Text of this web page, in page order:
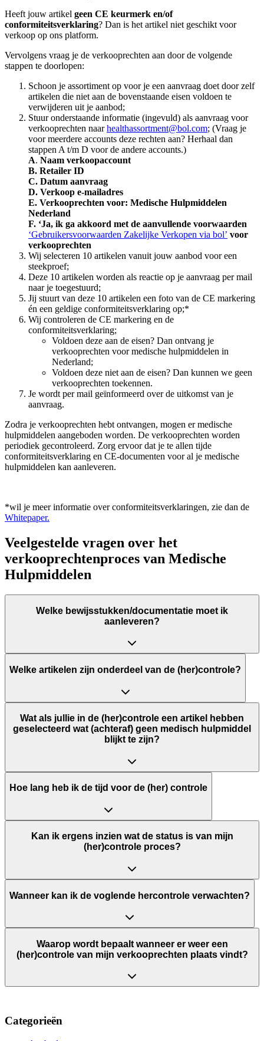
Heeft jouw artikel geen CE keurmerk en/of
conformiteitsverklaring? Dan is het artikel niet geschikt voor
verkoop op ons platform.
Vervolgens vraag je de verkooprechten aan door de volgende
stappen te doorlopen:
Schoon je assortiment op voor je een aanvraag doet door zelf
artikelen die niet aan de bovenstaande eisen voldoen te
verwijderen uit je aanbod;
Stuur onderstaande informatie (ingevuld) als aanvraag voor
verkooprechten naarhealthassortment@bol.com; (Vraag je
voor meerdere accounts deze rechten aan? Herhaal dan
stappen A t/m D voor de andere accounts.)
A. Naam verkoopaccount
B. Retailer ID
C. Datum aanvraag
D. Verkoop e-mailadres
E. Verkooprechten voor: Medische Hulpmiddelen
Nederland
F. ‘Ja, ik ga akkoord met de aanvullende voorwaarden
‘Gebruikersvoorwaarden Zakelijke Verkopen via bol’ voor
verkooprechten
Wij selecteren 10 artikelen vanuit jouw aanbod voor een
steekproef;
Deze 10 artikelen worden als reactie op je aanvraag per mail
naar je toegestuurd;
Jij stuurt van deze 10 artikelen een foto van de CE markering
én een geldige conformiteitsverklaring op;*
Wij controleren de CE markering en de
conformiteitsverklaring;
Voldoen deze aan de eisen? Dan ontvang je
verkooprechten voor medische hulpmiddelen in
Nederland;
Voldoen deze niet aan de eisen? Dan kunnen we geen
verkooprechten toekennen.
Je wordt per mail geïnformeerd over de uitkomst van je
aanvraag.
Zodra je verkooprechten hebt ontvangen, mogen er medische
hulpmiddelen aangeboden worden. De verkooprechten worden
periodiek gecontroleerd. Zorg ervoor dat je te allen tijde
conformiteitsverklaring en CE-documenten voor al je medische
hulpmiddelen kan aanleveren.
*wil je meer informatie over conformiteitsverklaringen, zie dan de
Whitepaper.
Veelgestelde vragen over het
verkooprechtenproces van Medische
Hulpmiddelen
Welke bewijsstukken/documentatie moet ik
aanleveren?
Welke artikelen zijn onderdeel van de (her)controle?
Wat als jullie in de (her)controle een artikel hebben
geselecteerd wat (achteraf) geen medisch hulpmiddel
blijkt te zijn?
Hoe lang heb ik de tijd voor de (her) controle
Kan ik ergens inzien wat de status is van mijn
(her)controle proces?
Wanneer kan ik de voglende hercontrole verwachten?
Waarop wordt bepaalt wanneer er weer een
(her)controle van mijn verkooprechten plaats vindt?
Categorieën